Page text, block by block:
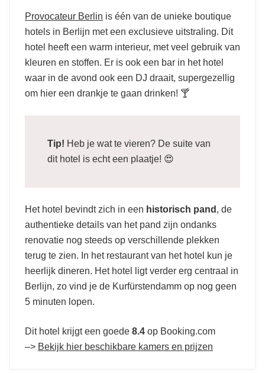
Provocateur Berlin is één van de unieke boutique
hotels in Berlijn met een exclusieve uitstraling. Dit
hotel heeft een warm interieur, met veel gebruik van
kleuren en stoffen. Er is ook een bar in het hotel
waar in de avond ook een DJ draait, supergezellig
om hier een drankje te gaan drinken! 🍸
Tip! Heb je wat te vieren? De suite van
dit hotel is echt een plaatje! 😍
Het hotel bevindt zich in een historisch pand , de
authentieke details van het pand zijn ondanks
renovatie nog steeds op verschillende plekken
terug te zien. In het restaurant van het hotel kun je
heerlijk dineren. Het hotel ligt verder erg centraal in
Berlijn, zo vind je de Kurfürstendamm op nog geen
5 minuten lopen.
Dit hotel krijgt een goede 8.4 op Booking.com
–> Bekijk hier beschikbare kamers en prijzen